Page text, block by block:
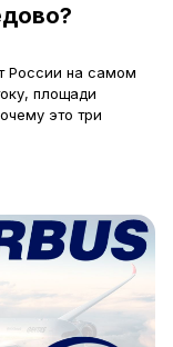
России на самом
площади
это три